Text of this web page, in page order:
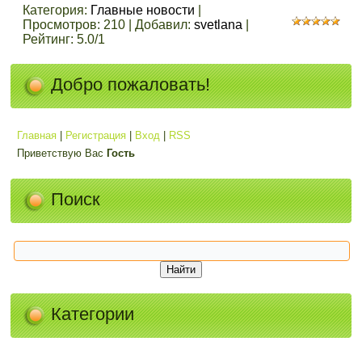
Категория: Главные новости
Просмотров: 210 |Добавил: svetlana
Рейтинг: 5.0/1
Добро пожаловать!
Главная Регистрация Вход
RSS
Приветствую Вас Гость
Поиск
Категории